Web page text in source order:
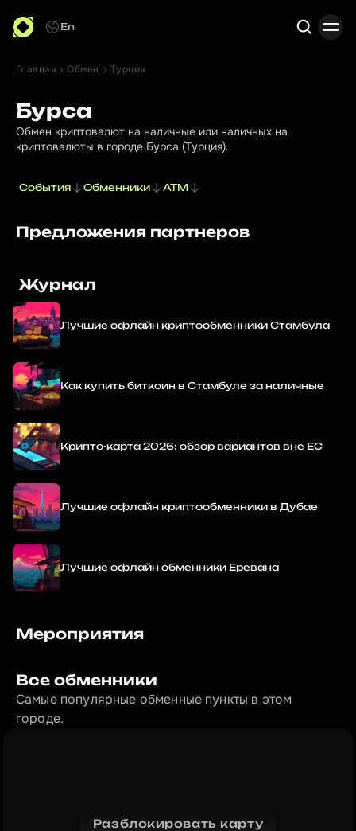
En
Главная Обмен Турция
Бурса
Обмен криптовалют на наличные или наличных на
криптовалюты в городе Бурса (Турция).
События Обменники ATM
Предложения партнеров
Мероприятия
Все обменники
Самые популярные обменные пункты в этом
городе.
Разблокировать карту
Журнал
Лучшие офлайн криптообменники Стамбула
Как купить биткоин в Стамбуле за наличные
Крипто-карта 2026: обзор вариантов вне ЕС
Лучшие офлайн криптообменники в Дубае
Лучшие офлайн обменники Еревана